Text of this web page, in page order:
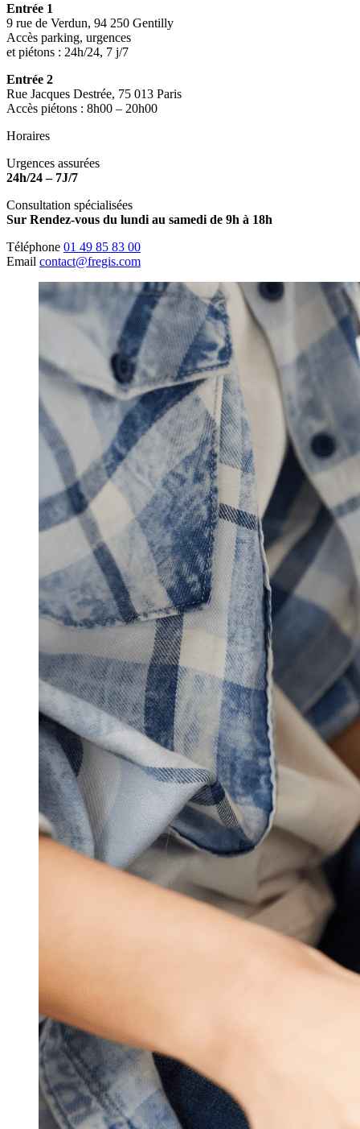
Entrée 1
9 rue de Verdun, 94 250 Gentilly
Accès parking, urgences
et piétons : 24h/24, 7 j/7
Entrée 2
Rue Jacques Destrée, 75 013 Paris
Accès piétons : 8h00 – 20h00
Horaires
Urgences assurées
24h/24 – 7J/7
Consultation spécialisées
Sur Rendez-vous du lundi au samedi de 9h à 18h
Téléphone 01 49 85 83 00
Email contact@fregis.com